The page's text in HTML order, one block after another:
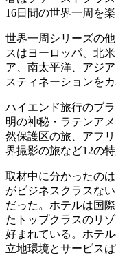
16日間の世界一周を
世界一周シリーズの
スはヨーロッパ、北
ア、南太平洋、アジ
スティネーションをカ
ハイエンド旅行のブ
明の神秘・ラテンア
然保護区の旅、アフ
界撮影の旅など12の
取材中に分かったの
がビジネスクラスな
だった。ホテルは国
たトップクラスのリ
好まれている。ホテ
立地環境とサービス